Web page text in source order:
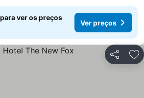
ver os preços
Ver preços
Partilhar